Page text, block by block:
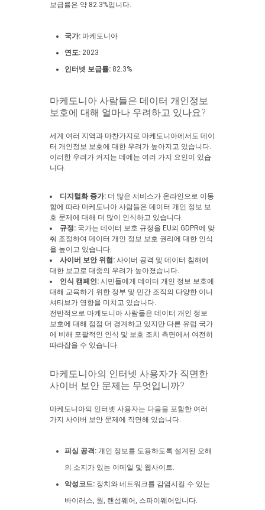
보급률은 약 82.3%입니다.
국가: 마케도니아
연도: 2023
인터넷 보급률: 82.3%
마케도니아 사람들은 데이터 개인정보
보호에 대해 얼마나 우려하고 있나요?
세계 여러 지역과 마찬가지로 마케도니아에서도 데이
터 개인정보 보호에 대한 우려가 높아지고 있습니다.
이러한 우려가 커지는 데에는 여러 가지 요인이 있습
니다.
디지털화 증가: 더 많은 서비스가 온라인으로 이동
함에 따라 마케도니아 사람들은 데이터 개인 정보 보
호 문제에 대해 더 많이 인식하고 있습니다.
규정: 국가는 데이터 보호 규정을 EU의 GDPR에 맞
춰 조정하여 데이터 개인 정보 보호 권리에 대한 인식
을 높이고 있습니다.
사이버 보안 위협: 사이버 공격 및 데이터 침해에
대한 보고로 대중의 우려가 높아졌습니다.
인식 캠페인: 시민들에게 데이터 개인 정보 보호에
대해 교육하기 위한 정부 및 민간 조직의 다양한 이니
셔티브가 영향을 미치고 있습니다.
전반적으로 마케도니아 사람들은 데이터 개인 정보
보호에 대해 점점 더 경계하고 있지만 다른 유럽 국가
에 비해 포괄적인 인식 및 보호 조치 측면에서 여전히
따라잡을 수 있습니다.
마케도니아의 인터넷 사용자가 직면한
사이버 보안 문제는 무엇입니까?
마케도니아의 인터넷 사용자는 다음을 포함한 여러
가지 사이버 보안 문제에 직면해 있습니다.
피싱 공격: 개인 정보를 도용하도록 설계된 오해
의 소지가 있는 이메일 및 웹사이트.
악성코드: 장치와 네트워크를 감염시킬 수 있는
바이러스, 웜, 랜섬웨어, 스파이웨어입니다.